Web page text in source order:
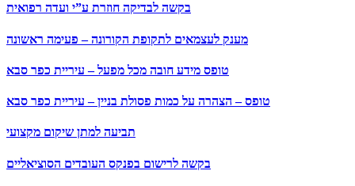
בקשה לבדיקה חוזרת ע”י ועדה רפואית
מענק לעצמאים לתקופת הקורונה – פעימה ראשונה
טופס מידע חובה מכל מפעל – עיריית כפר סבא
טופס – הצהרה על כמות פסולת בניין – עיריית כפר סבא
תביעה למתן שיקום מקצועי
בקשה לרישום בפנקס העובדים הסוציאליים